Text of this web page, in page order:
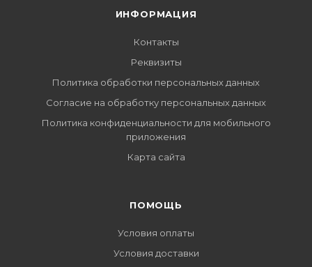
ИНФОРМАЦИЯ
Контакты
Реквизиты
Политика обработки персональных данных
Согласие на обработку персональных данных
Политика конфиденциальности для мобильного
приложения
Карта сайта
ПОМОЩЬ
Условия оплаты
Условия доставки